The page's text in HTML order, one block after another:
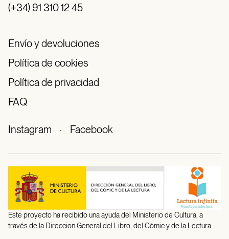
(+34) 91 310 12 45
Envío y devoluciones
Política de cookies
Política de privacidad
FAQ
Instagram · Facebook
Este proyecto ha recibido una ayuda del Ministerio de Cultura, a
través de la Direccion General del Libro, del Cómic y de la Lectura.